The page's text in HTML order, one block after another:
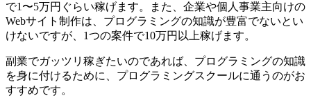
で1〜5万円ぐらい稼げます。また、企業や個人事業主向けの
Webサイト制作は、プログラミングの知識が豊富でないとい
けないですが、1つの案件で10万円以上稼げます。
副業でガッツリ稼ぎたいのであれば、 プログラミングの知識
を身に付けるために、プログラミングスクールに通うのがお
すすめです。